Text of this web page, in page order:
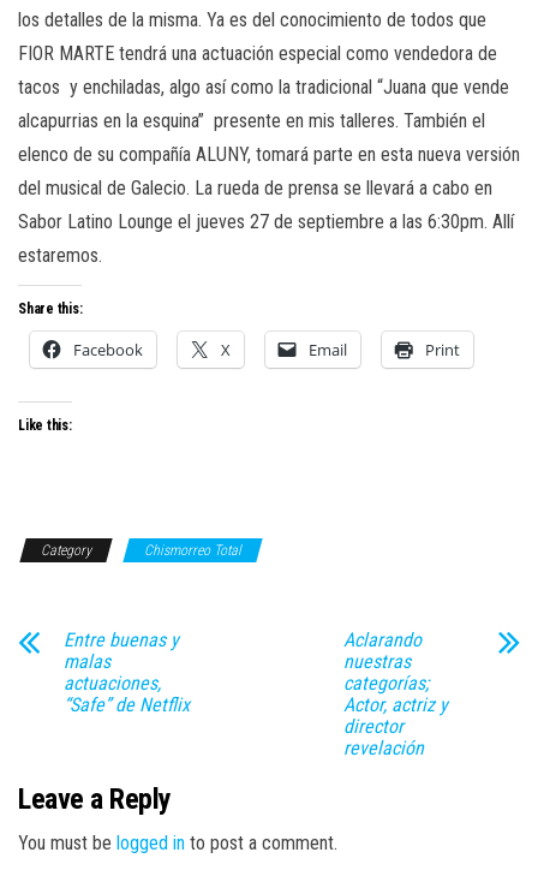
los detalles de la misma. Ya es del conocimiento de todos que
FIOR MARTE tendrá una actuación especial como vendedora de
tacos y enchiladas, algo así como la tradicional “Juana que vende
alcapurrias en la esquina” presente en mis talleres. También el
elenco de su compañía ALUNY, tomará parte en esta nueva versión
del musical de Galecio. La rueda de prensa se llevará a cabo en
Sabor Latino Lounge el jueves 27 de septiembre a las 6:30pm. Allí
estaremos.
Share this:
Facebook X Email Print
Like this:
Category Chismorreo Total
Entre buenas y
malas
actuaciones,
“Safe” de Netflix
Aclarando
nuestras
categorías;
Actor, actriz y
director
revelación
Leave a Reply
You must be logged in to post a comment.